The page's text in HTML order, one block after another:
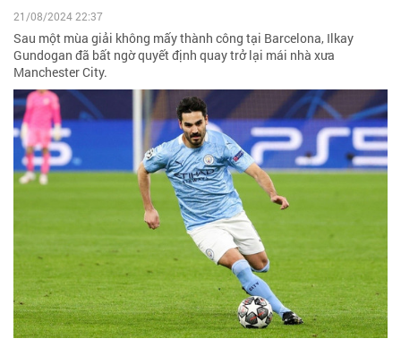
21/08/2024 22:37
Sau một mùa giải không mấy thành công tại Barcelona, Ilkay
Gundogan đã bất ngờ quyết định quay trở lại mái nhà xưa
Manchester City.